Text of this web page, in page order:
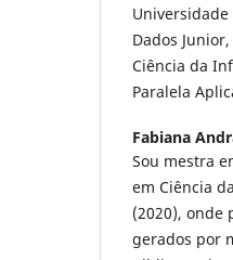
Universidade
Dados
Ciência da
Paralela
Fabiana
Sou mestra
em Ciência
(2020), onde
gerados por